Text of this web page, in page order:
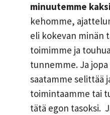
minuutemme
kehomme,
eli kokevan minän
toimimme ja
tunnemme. Ja
saatamme selittää
toimintaamme tai
tätä egon tasoksi.